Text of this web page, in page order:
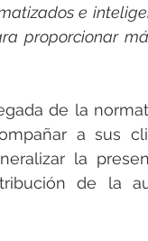
e
proporcionar
de la
a sus
la
de la